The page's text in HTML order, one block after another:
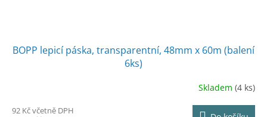
BOPP lepicí páska, transparentní, 48mm x 60m (balení
6ks)
Skladem (4 ks)
92 Kč včetně DPH